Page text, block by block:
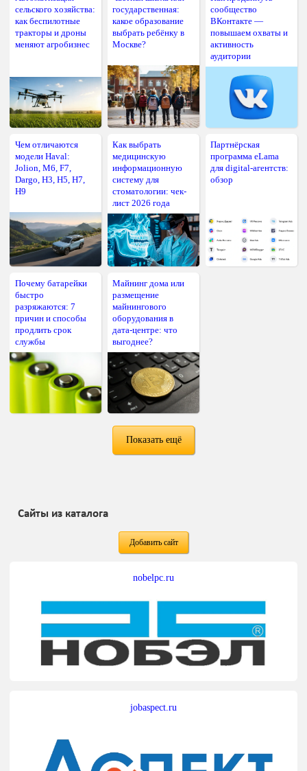
сельского хозяйства:
как беспилотные
тракторы и дроны
меняют агробизнес
государственная:
какое образование
выбрать ребёнку в
Москве?
сообщество
ВКонтакте —
повышаем охваты и
активность
аудитории
Чем отличаются
модели Haval:
Jolion, M6, F7,
Dargo, H3, H5, H7,
H9
Как выбрать
медицинскую
информационную
систему для
стоматологии: чек-
лист 2026 года
Партнёрская
программа eLama
для digital-агентств:
обзор
Почему батарейки
быстро
разряжаются: 7
причин и способы
продлить срок
службы
Майнинг дома или
размещение
майнингового
оборудования в
дата-центре: что
выгоднее?
Показать ещё
Сайты из каталога
Добавить сайт
nobelpc.ru
jobaspect.ru